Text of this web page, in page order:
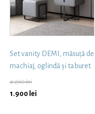
Set vanity DEMI, măsuță de
machiaj, oglindă și taburet
4.290lei
1.900 lei